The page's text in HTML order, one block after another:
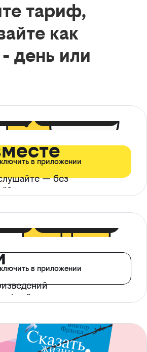
тариф,
как
день или
— без
в приложении
офлайн
в приложении